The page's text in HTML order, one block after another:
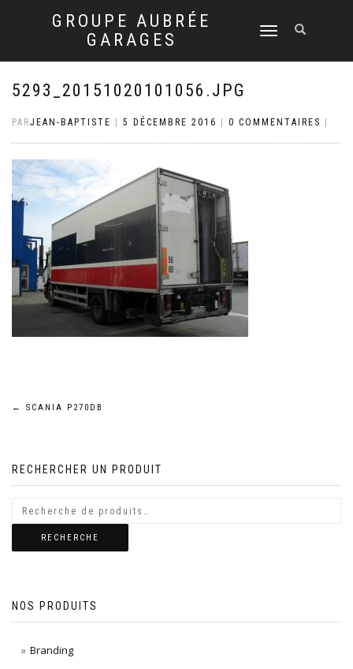
GROUPE AUBRÉE
GARAGES
DÉPLIER
NAVIGATION
5293_20151020101056.JPG
PARJEAN-BAPTISTE 5 DÉCEMBRE 2016 0 COMMENTAIRES
Navigation
l’article
← SCANIA P270DB
RECHERCHER UN PRODUIT
RECHERCHE
NOS PRODUITS
Branding